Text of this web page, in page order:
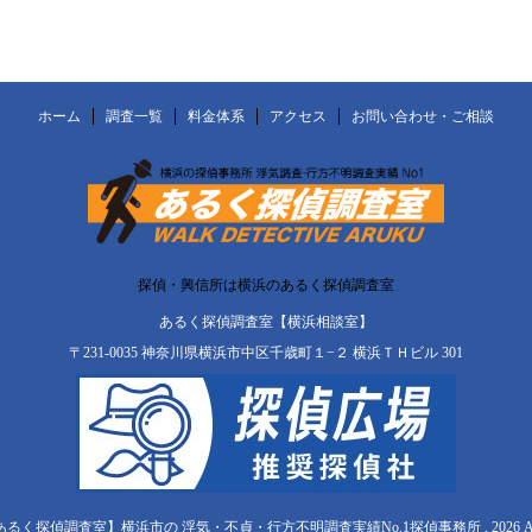
ホーム 調査一覧 料金体系 アクセス お問い合わせ・ご相談
探偵・興信所は横浜のあるく探偵調査室
あるく探偵調査室【横浜相談室】
〒231-0035 神奈川県横浜市中区千歳町１−２ 横浜ＴＨビル 301
く探偵調査室】横浜市の 浮気・不貞・行方不明調査実績No.1探偵事務所 , 2026